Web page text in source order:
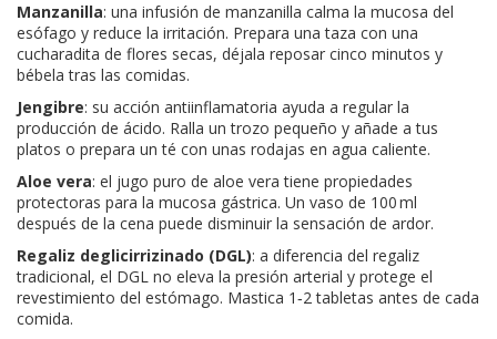
Manzanilla: una infusión de manzanilla calma la mucosa del
esófago y reduce la irritación. Prepara una taza con una
cucharadita de flores secas, déjala reposar cinco minutos y
bébela tras las comidas.
Jengibre: su acción antiinflamatoria ayuda a regular la
producción de ácido. Ralla un trozo pequeño y añade a tus
platos o prepara un té con unas rodajas en agua caliente.
Aloe vera: el jugo puro de aloe vera tiene propiedades
protectoras para la mucosa gástrica. Un vaso de 100 ml
después de la cena puede disminuir la sensación de ardor.
Regaliz deglicirrizinado (DGL): a diferencia del regaliz
tradicional, el DGL no eleva la presión arterial y protege el
revestimiento del estómago. Mastica 1‑2 tabletas antes de cada
comida.